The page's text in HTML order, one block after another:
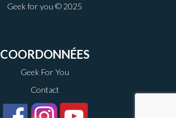
Geek for you © 2025
COORDONNÉES
Geek For You
Contact